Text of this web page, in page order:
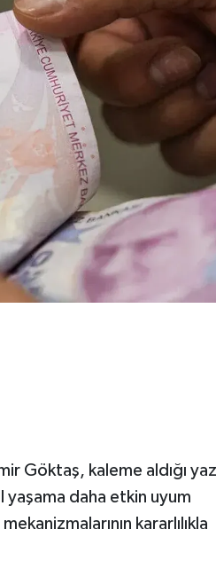
Göktaş, kaleme aldığı
yaşama daha etkin uyum
kararlılıkla